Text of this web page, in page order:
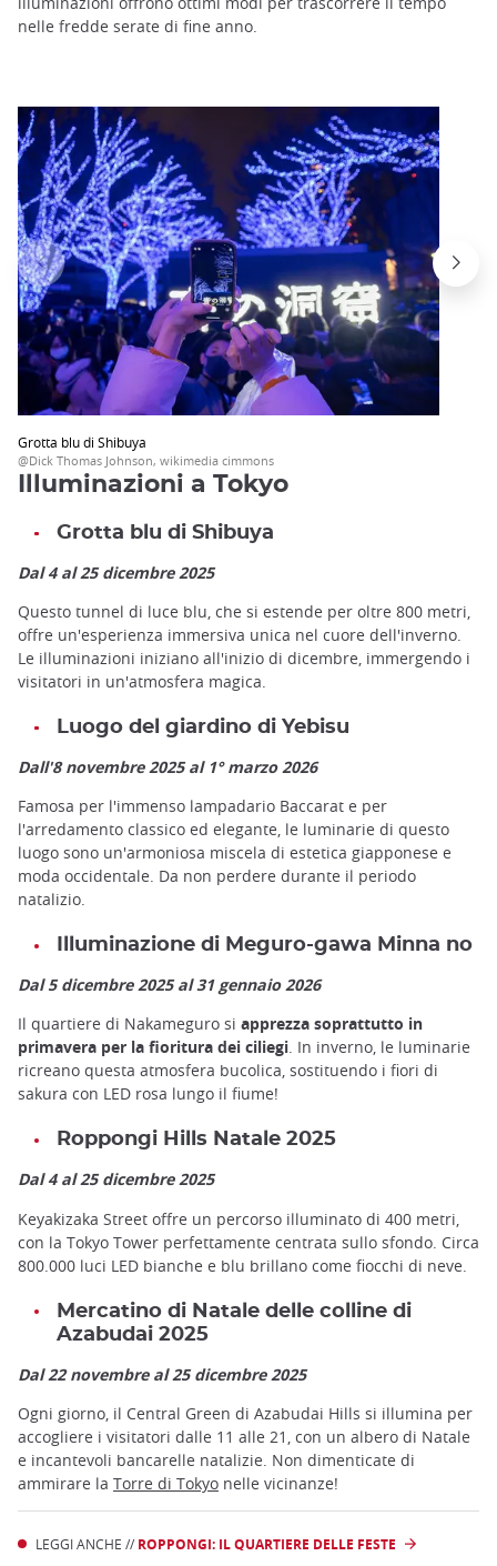
nelle fredde serate di fine anno.
Grotta blu di Shibuya
@Dick Thomas Johnson, wikimedia cimmons
Illuminazioni a Tokyo
Grotta blu di Shibuya
Dal 4 al 25 dicembre 2025
Questo tunnel di luce blu, che si estende per oltre 800 metri,
offre un'esperienza immersiva unica nel cuore dell'inverno.
Le illuminazioni iniziano all'inizio di dicembre, immergendo i
visitatori in un'atmosfera magica.
Luogo del giardino di Yebisu
Dall'8 novembre 2025 al 1° marzo 2026
Famosa per l'immenso lampadario Baccarat e per
l'arredamento classico ed elegante, le luminarie di questo
luogo sono un'armoniosa miscela di estetica giapponese e
moda occidentale. Da non perdere durante il periodo
natalizio.
Illuminazione di Meguro-gawa Minna no
Dal 5 dicembre 2025 al 31 gennaio 2026
Il quartiere di Nakameguro si apprezza soprattutto in
primavera per la fioritura dei ciliegi. In inverno, le luminarie
ricreano questa atmosfera bucolica, sostituendo i fiori di
sakura con LED rosa lungo il fiume!
Roppongi Hills Natale 2025
Dal 4 al 25 dicembre 2025
Keyakizaka Street offre un percorso illuminato di 400 metri,
con la Tokyo Tower perfettamente centrata sullo sfondo. Circa
800.000 luci LED bianche e blu brillano come fiocchi di neve.
Mercatino di Natale delle colline di
Azabudai 2025
Dal 22 novembre al 25 dicembre 2025
Ogni giorno, il Central Green di Azabudai Hills si illumina per
accogliere i visitatori dalle 11 alle 21, con un albero di Natale
e incantevoli bancarelle natalizie. Non dimenticate di
ammirare la Torre di Tokyo nelle vicinanze!
LEGGI ANCHE // ROPPONGI: IL QUARTIERE DELLE FESTE